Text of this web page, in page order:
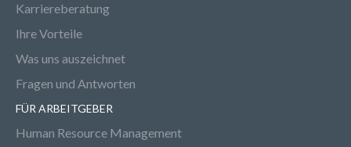
Karriereberatung
Ihre Vorteile
Was uns auszeichnet
Fragen und Antworten
FÜR ARBEITGEBER
Human Resource Management